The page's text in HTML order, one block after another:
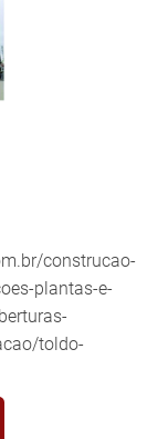
referência por
para garantir
Investindo
atende
construcao-
plantas-e-
toldo-